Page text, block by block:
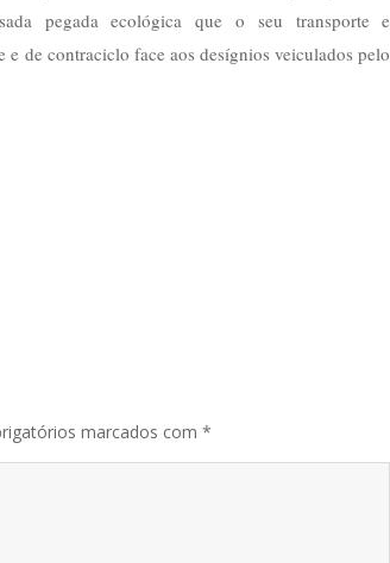
pegada ecológica que o seu transporte e
e de contraciclo face aos desígnios veiculados pelo
marcados com*